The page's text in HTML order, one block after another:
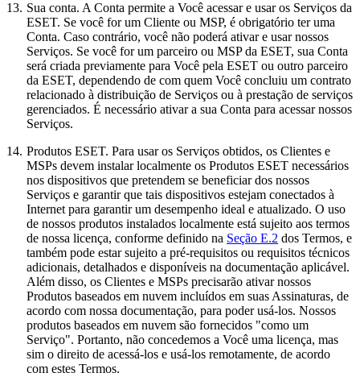
13. Sua conta. A Conta permite a Você acessar e usar os Serviços da
ESET. Se você for um Cliente ou MSP, é obrigatório ter uma
Conta. Caso contrário, você não poderá ativar e usar nossos
Serviços. Se você for um parceiro ou MSP da ESET, sua Conta
será criada previamente para Você pela ESET ou outro parceiro
da ESET, dependendo de com quem Você concluiu um contrato
relacionado à distribuição de Serviços ou à prestação de serviços
gerenciados. É necessário ativar a sua Conta para acessar nossos
Serviços.
14. Produtos ESET. Para usar os Serviços obtidos, os Clientes e
MSPs devem instalar localmente os Produtos ESET necessários
nos dispositivos que pretendem se beneficiar dos nossos
Serviços e garantir que tais dispositivos estejam conectados à
Internet para garantir um desempenho ideal e atualizado. O uso
de nossos produtos instalados localmente está sujeito aos termos
de nossa licença, conforme definido na Seção E.2 dos Termos, e
também pode estar sujeito a pré-requisitos ou requisitos técnicos
adicionais, detalhados e disponíveis na documentação aplicável.
Além disso, os Clientes e MSPs precisarão ativar nossos
Produtos baseados em nuvem incluídos em suas Assinaturas, de
acordo com nossa documentação, para poder usá-los. Nossos
produtos baseados em nuvem são fornecidos "como um
Serviço". Portanto, não concedemos a Você uma licença, mas
sim o direito de acessá-los e usá-los remotamente, de acordo
com estes Termos.